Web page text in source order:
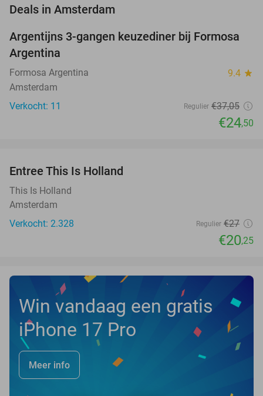
Deals in Amsterdam
34%
NEW
TODAY
Argentijns 3-gangen keuzediner bij Formosa
Argentina
Formosa Argentina 9.4 star
Amsterdam
Verkocht: 11
Regulier €37,05
€24,50
Entree This Is Holland
This Is Holland
Amsterdam
Verkocht: 2.328
Regulier €27
€20,25
Win vandaag een gratis
iPhone 17 Pro
Meer info